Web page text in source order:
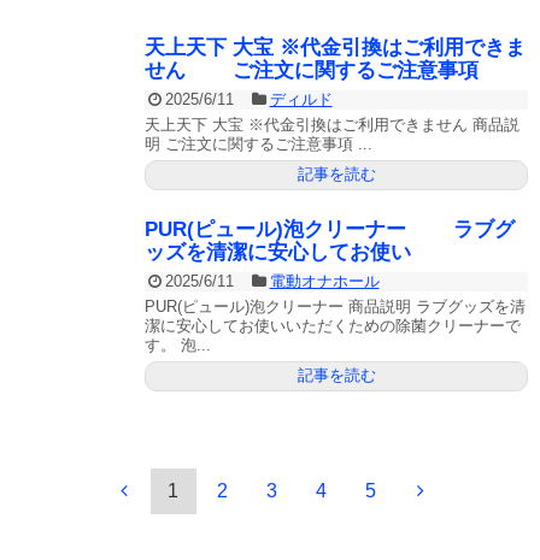
天上天下 大宝 ※代金引換はご利用できま
せん ご注文に関するご注意事項
2025/6/11
ディルド
天上天下 大宝 ※代金引換はご利用できません 商品説
明 ご注文に関するご注意事項 ...
記事を読む
PUR(ピュール)泡クリーナー ラブグ
ッズを清潔に安心してお使い
2025/6/11
電動オナホール
PUR(ピュール)泡クリーナー 商品説明 ラブグッズを清
潔に安心してお使いいただくための除菌クリーナーで
す。 泡...
記事を読む
1 2 3 4 5